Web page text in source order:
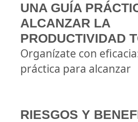
UNA GUÍA
ALCANZAR LA
PRODUCTIVIDAD
Organízate con
práctica para alcanzar
RIESGOS Y